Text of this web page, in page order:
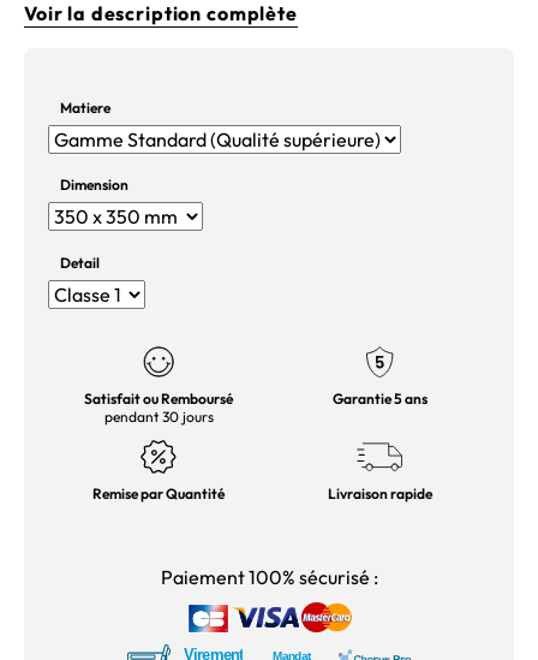
Voir la description complète
Matiere
Dimension
Detail
Satisfait ou Remboursé
pendant 30 jours
Garantie 5 ans
Remise par Quantité Livraison rapide
Paiement 100% sécurisé :